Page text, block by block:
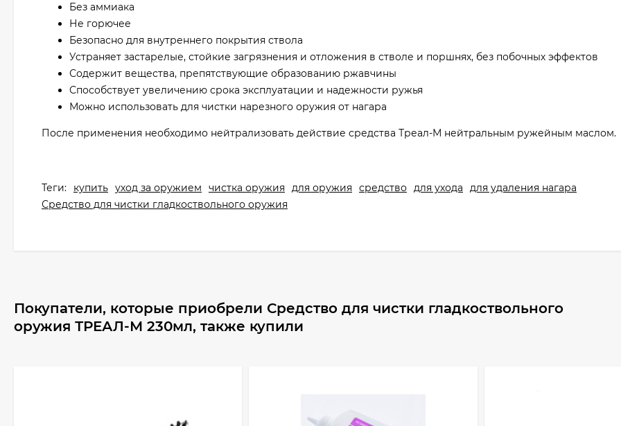
Без аммиака
Не горючее
Безопасно для внутреннего покрытия ствола
Устраняет застарелые, стойкие загрязнения и отложения в стволе и поршнях, без побочных эффектов
Содержит вещества, препятствующие образованию ржавчины
Способствует увеличению срока эксплуатации и надежности ружья
Можно использовать для чистки нарезного оружия от нагара
После применения необходимо нейтрализовать действие средства Треал-М нейтральным ружейным маслом.
Теги: купить уход за оружием чистка оружия для оружия средство для ухода
для удаления нагара
Средство для чистки гладкоствольного оружия
Покупатели, которые приобрели Средство для чистки гладкоствольного
оружия ТРЕАЛ-М 230мл, также купили